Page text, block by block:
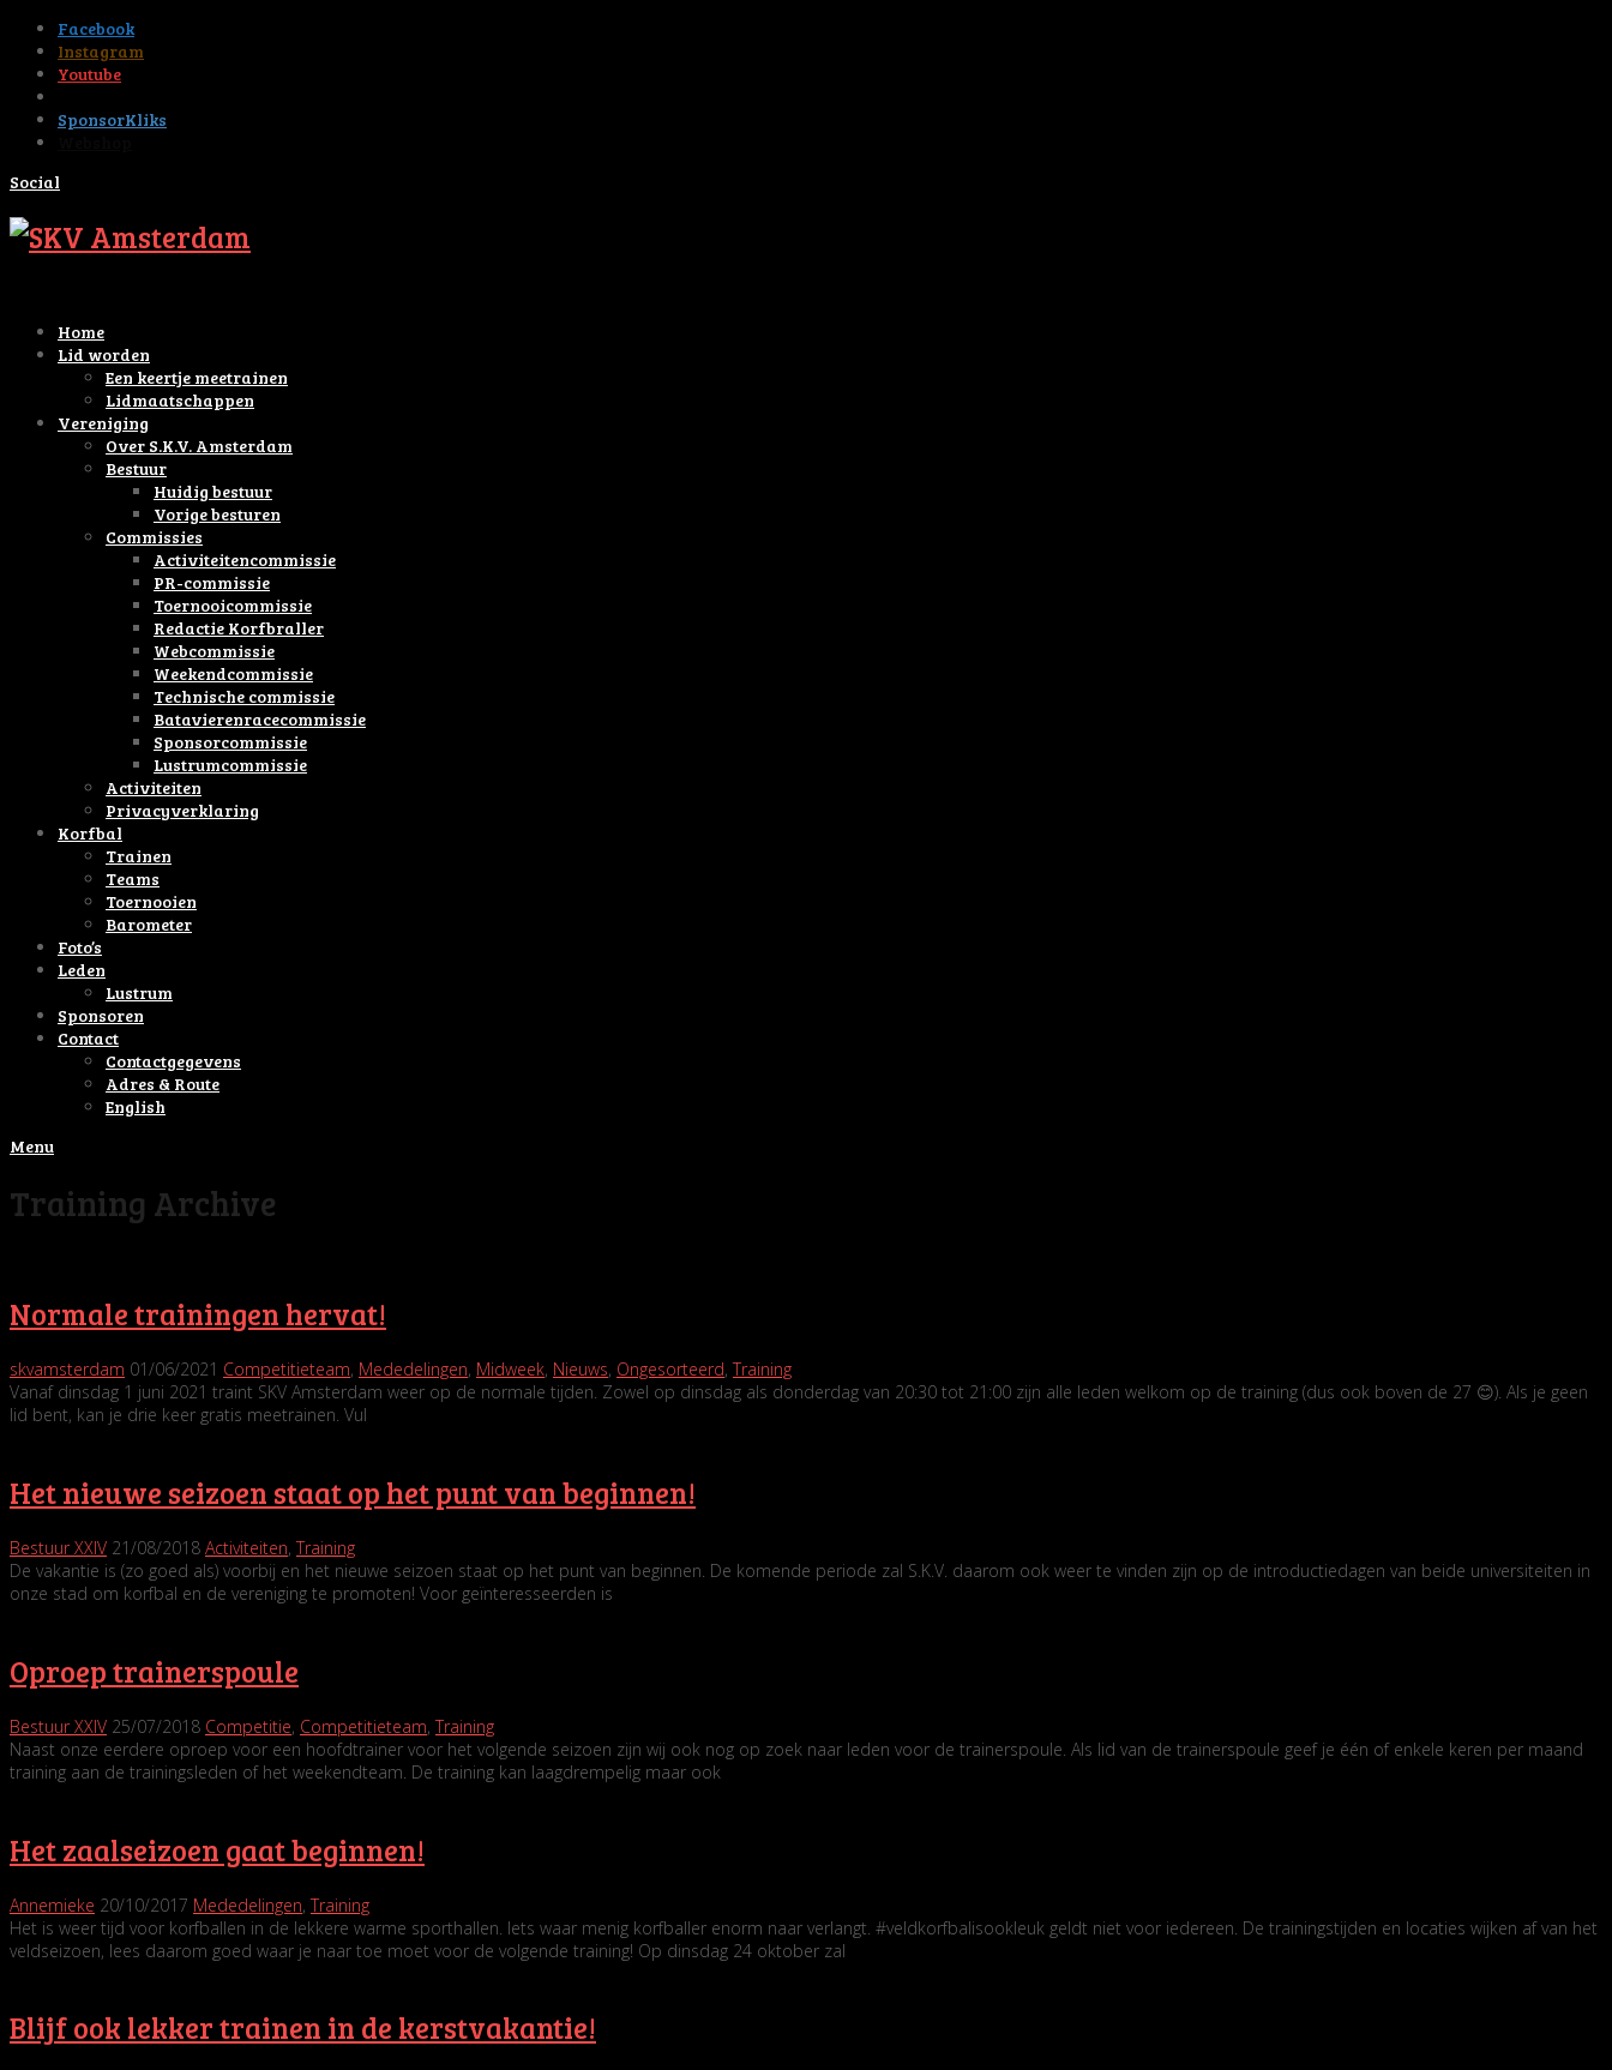
Facebook
Instagram
Youtube
SponsorKliks
Social
Home
Lid worden
Een keertje meetrainen
Lidmaatschappen
Vereniging
Over S.K.V. Amsterdam
Bestuur
Huidig bestuur
Vorige besturen
Commissies
Activiteitencommissie
PR-commissie
Toernooicommissie
Redactie Korfbraller
Webcommissie
Weekendcommissie
Technische commissie
Batavierenracecommissie
Sponsorcommissie
Lustrumcommissie
Activiteiten
Privacyverklaring
Korfbal
Trainen
Teams
Toernooien
Barometer
Foto’s
Leden
Lustrum
Sponsoren
Contact
Contactgegevens
Adres & Route
English
Menu
Training Archive
Normale trainingen hervat!
skvamsterdam 01/06/2021 Competitieteam, Mededelingen, Midweek, Nieuws, Ongesorteerd, Training
Vanaf dinsdag 1 juni 2021 traint SKV Amsterdam weer op de normale tijden. Zowel op dinsdag als donderdag van 20:30 tot 21:00 zijn alle leden welkom op de training (dus ook boven de 27 😊). Als je geen
lid bent, kan je drie keer gratis meetrainen. Vul
Het nieuwe seizoen staat op het punt van beginnen!
Bestuur XXIV 21/08/2018 Activiteiten, Training
De vakantie is (zo goed als) voorbij en het nieuwe seizoen staat op het punt van beginnen. De komende periode zal S.K.V. daarom ook weer te vinden zijn op de introductiedagen van beide universiteiten in
onze stad om korfbal en de vereniging te promoten! Voor geïnteresseerden is
Oproep trainerspoule
Bestuur XXIV 25/07/2018 Competitie, Competitieteam, Training
Naast onze eerdere oproep voor een hoofdtrainer voor het volgende seizoen zijn wij ook nog op zoek naar leden voor de trainerspoule. Als lid van de trainerspoule geef je één of enkele keren per maand
training aan de trainingsleden of het weekendteam. De training kan laagdrempelig maar ook
Het zaalseizoen gaat beginnen!
Annemieke 20/10/2017 Mededelingen, Training
Het is weer tijd voor korfballen in de lekkere warme sporthallen. Iets waar menig korfballer enorm naar verlangt. #veldkorfbalisookleuk geldt niet voor iedereen. De trainingstijden en locaties wijken af van het
veldseizoen, lees daarom goed waar je naar toe moet voor de volgende training! Op dinsdag 24 oktober zal
Blijf ook lekker trainen in de kerstvakantie!